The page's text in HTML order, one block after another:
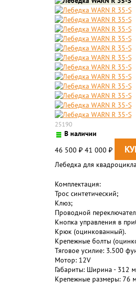
25190
В наличии
46 500 ₽ 41 000 ₽
Лебедка для
Комплектация:
Трос синтетический;
Клюз;
Проводной
Кнопка управления в
Крюк (оцинкованный).
Крепежные болты
Тяговое усилие: 3.500
Мотор: 12V
Габариты: Ширина - 312
Крепежные размеры: 76